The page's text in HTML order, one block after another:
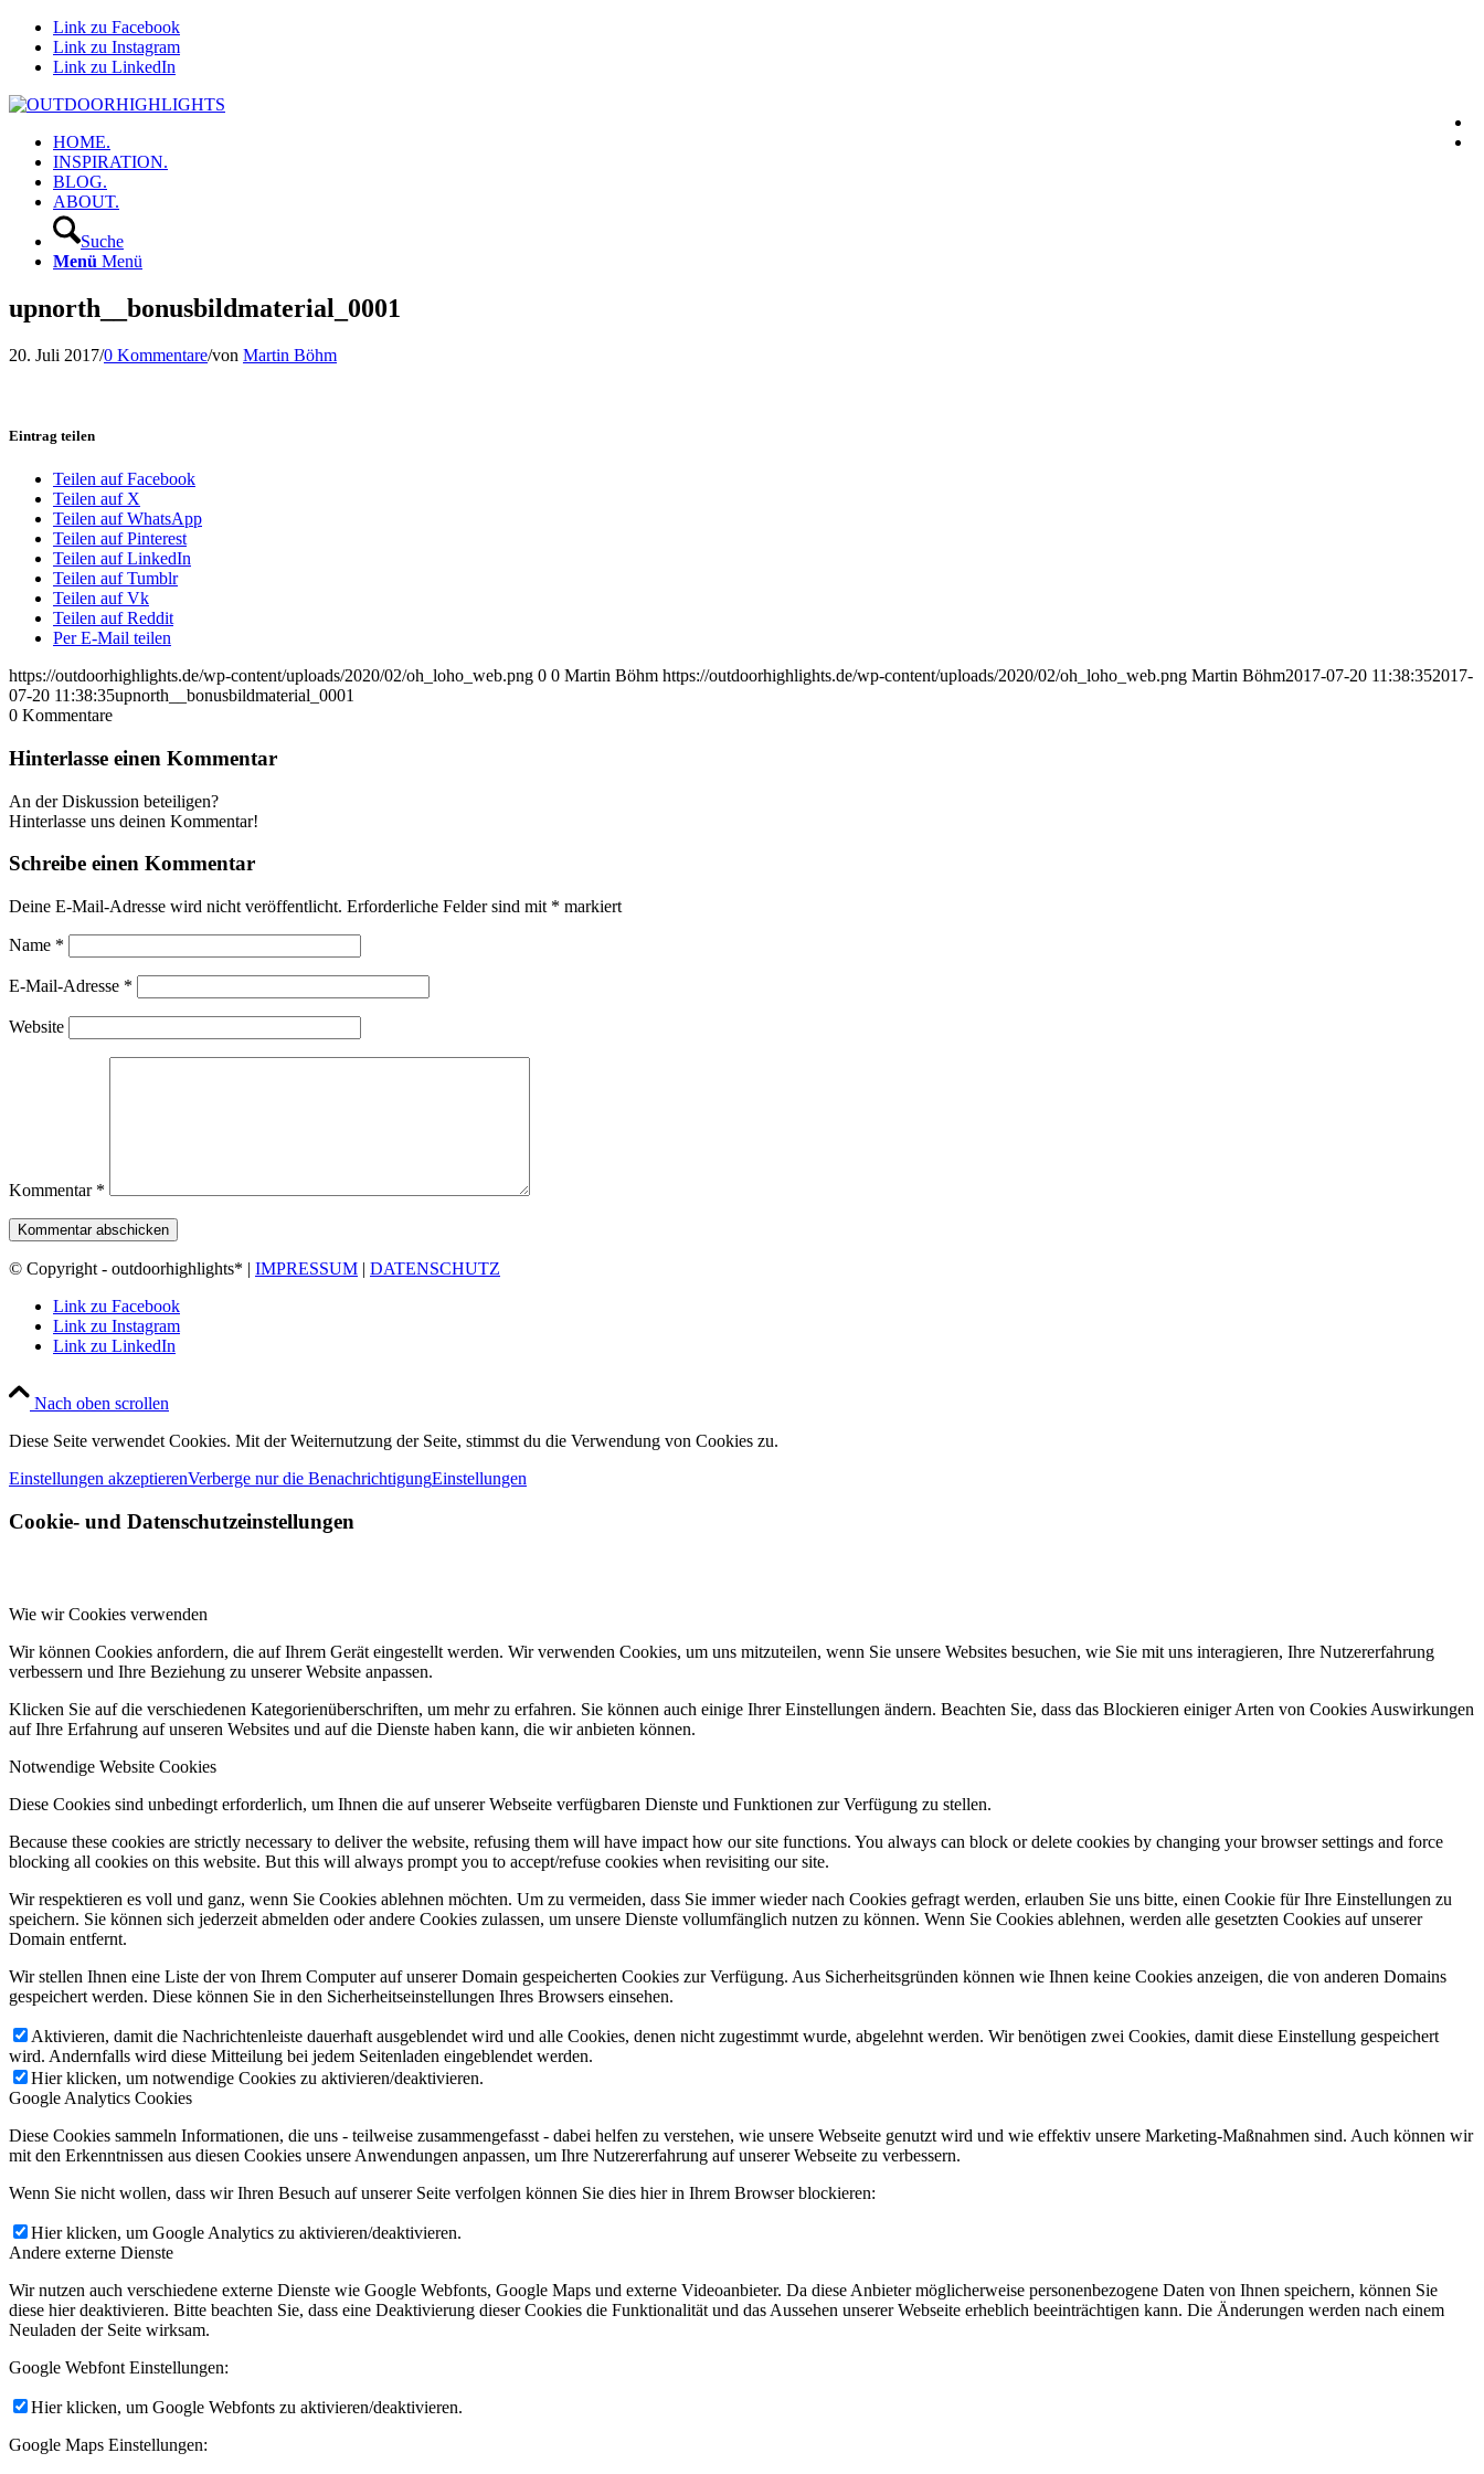
Link zu Facebook
Link zu Instagram
Link zu LinkedIn
HOME.
INSPIRATION.
BLOG.
ABOUT.
Suche
Menü Menü
upnorth__bonusbildmaterial_0001
20. Juli 2017/0 Kommentare/von Martin Böhm
Eintrag teilen
Teilen auf Facebook
Teilen auf X
Teilen auf WhatsApp
Teilen auf Pinterest
Teilen auf LinkedIn
Teilen auf Tumblr
Teilen auf Vk
Teilen auf Reddit
Per E-Mail teilen
https://outdoorhighlights.de/wp-content/uploads/2020/02/oh_loho_web.png 0 0 Martin Böhm https://outdoorhighlights.de/wp-content/uploads/2020/02/oh_loho_web.png Martin Böhm2017-07-20 11:38:352017-
07-20 11:38:35upnorth__bonusbildmaterial_0001
0 Kommentare
Hinterlasse einen Kommentar
An der Diskussion beteiligen?
Hinterlasse uns deinen Kommentar!
Schreibe einen Kommentar
Deine E-Mail-Adresse wird nicht veröffentlicht. Erforderliche Felder sind mit * markiert
Name *
E-Mail-Adresse *
Website
Kommentar *
© Copyright - outdoorhighlights* | IMPRESSUM | DATENSCHUTZ
Link zu Facebook
Link zu Instagram
Link zu LinkedIn
Nach oben scrollen
Diese Seite verwendet Cookies. Mit der Weiternutzung der Seite, stimmst du die Verwendung von Cookies zu.
Einstellungen akzeptierenVerberge nur die BenachrichtigungEinstellungen
Cookie- und Datenschutzeinstellungen
Wie wir Cookies verwenden
Wir können Cookies anfordern, die auf Ihrem Gerät eingestellt werden. Wir verwenden Cookies, um uns mitzuteilen, wenn Sie unsere Websites besuchen, wie Sie mit uns interagieren, Ihre Nutzererfahrung
verbessern und Ihre Beziehung zu unserer Website anpassen.
Klicken Sie auf die verschiedenen Kategorienüberschriften, um mehr zu erfahren. Sie können auch einige Ihrer Einstellungen ändern. Beachten Sie, dass das Blockieren einiger Arten von Cookies Auswirkungen
auf Ihre Erfahrung auf unseren Websites und auf die Dienste haben kann, die wir anbieten können.
Notwendige Website Cookies
Diese Cookies sind unbedingt erforderlich, um Ihnen die auf unserer Webseite verfügbaren Dienste und Funktionen zur Verfügung zu stellen.
Because these cookies are strictly necessary to deliver the website, refusing them will have impact how our site functions. You always can block or delete cookies by changing your browser settings and force
blocking all cookies on this website. But this will always prompt you to accept/refuse cookies when revisiting our site.
Wir respektieren es voll und ganz, wenn Sie Cookies ablehnen möchten. Um zu vermeiden, dass Sie immer wieder nach Cookies gefragt werden, erlauben Sie uns bitte, einen Cookie für Ihre Einstellungen zu
speichern. Sie können sich jederzeit abmelden oder andere Cookies zulassen, um unsere Dienste vollumfänglich nutzen zu können. Wenn Sie Cookies ablehnen, werden alle gesetzten Cookies auf unserer
Domain entfernt.
Wir stellen Ihnen eine Liste der von Ihrem Computer auf unserer Domain gespeicherten Cookies zur Verfügung. Aus Sicherheitsgründen können wie Ihnen keine Cookies anzeigen, die von anderen Domains
gespeichert werden. Diese können Sie in den Sicherheitseinstellungen Ihres Browsers einsehen.
Aktivieren, damit die Nachrichtenleiste dauerhaft ausgeblendet wird und alle Cookies, denen nicht zugestimmt wurde, abgelehnt werden. Wir benötigen zwei Cookies, damit diese Einstellung gespeichert
wird. Andernfalls wird diese Mitteilung bei jedem Seitenladen eingeblendet werden.
Hier klicken, um notwendige Cookies zu aktivieren/deaktivieren.
Google Analytics Cookies
Diese Cookies sammeln Informationen, die uns - teilweise zusammengefasst - dabei helfen zu verstehen, wie unsere Webseite genutzt wird und wie effektiv unsere Marketing-Maßnahmen sind. Auch können wir
mit den Erkenntnissen aus diesen Cookies unsere Anwendungen anpassen, um Ihre Nutzererfahrung auf unserer Webseite zu verbessern.
Wenn Sie nicht wollen, dass wir Ihren Besuch auf unserer Seite verfolgen können Sie dies hier in Ihrem Browser blockieren:
Hier klicken, um Google Analytics zu aktivieren/deaktivieren.
Andere externe Dienste
Wir nutzen auch verschiedene externe Dienste wie Google Webfonts, Google Maps und externe Videoanbieter. Da diese Anbieter möglicherweise personenbezogene Daten von Ihnen speichern, können Sie
diese hier deaktivieren. Bitte beachten Sie, dass eine Deaktivierung dieser Cookies die Funktionalität und das Aussehen unserer Webseite erheblich beeinträchtigen kann. Die Änderungen werden nach einem
Neuladen der Seite wirksam.
Google Webfont Einstellungen:
Hier klicken, um Google Webfonts zu aktivieren/deaktivieren.
Google Maps Einstellungen: